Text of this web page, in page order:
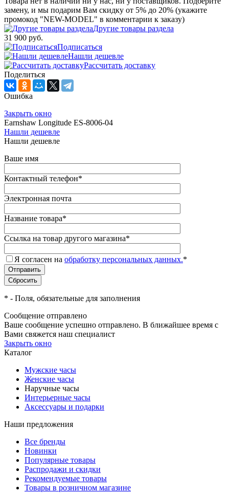
замену, и мы подарим Вам скидку от 5% до 20% (укажите
промокод "NEW-MODEL" в комментарии к заказу)
Другие товары раздела
31 900 руб.
Подписаться
Нашли дешевле
Рассчитать доставку
Поделиться
Ошибка
Закрыть окно
Earnshaw Longitude ES-8006-04
Нашли дешевле
Нашли дешевле
Ваше имя
Контактный телефон*
Электронная почта
Название товара*
Ссылка на товар другого магазина*
Я согласен на обработку персональных данных.*
* - Поля, обязательные для заполнения
Сообщение отправлено
Ваше сообщение успешно отправлено. В ближайшее время с
Вами свяжется наш специалист
Закрыть окно
Каталог
Мужские часы
Женские часы
Наручные часы
Интерьерные часы
Аксессуары и подарки
Наши предложения
Все бренды
Новинки
Популярные товары
Распродажи и скидки
Рекомендуемые товары
Товары в розничном магазине